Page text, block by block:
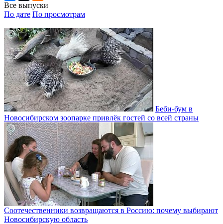
Все выпуски
По дате По просмотрам
Беби-бум в
Новосибирском зоопарке привлёк гостей со всей страны
Соотечественники возвращаются в Россию: почему выбирают
Новосибирскую область